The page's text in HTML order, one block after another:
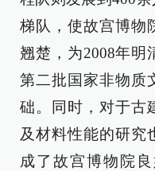
梯队，使故宫博物
翘楚，为2008年明
第二批国家非物质
础。同时，对于古
及材料性能的研究
成了故宫博物院